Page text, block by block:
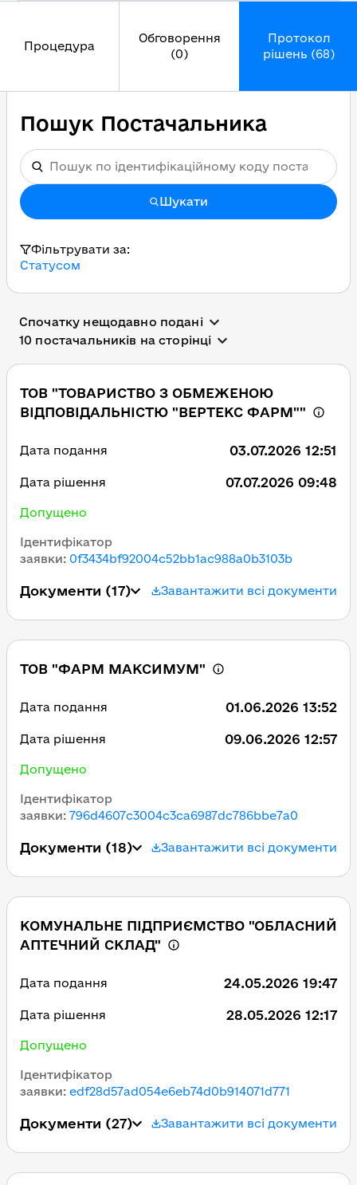
Процедура
Обговорення
(0)
Протокол
рішень (68)
Пошук Постачальника
Шукати
Фільтрувати за:
Статусом
Спочатку нещодавно подані
10 постачальників на сторінці
ТОВ "ТОВАРИСТВО З ОБМЕЖЕНОЮ
ВІДПОВІДАЛЬНІСТЮ "ВЕРТЕКС ФАРМ""
Дата подання 03.07.2026 12:51
Дата рішення 07.07.2026 09:48
Допущено
Ідентифікатор
заявки: 0f3434bf92004c52bb1ac988a0b3103b
Документи (17) Завантажити всі документи
ТОВ "ФАРМ МАКСИМУМ"
Дата подання 01.06.2026 13:52
Дата рішення 09.06.2026 12:57
Допущено
Ідентифікатор
заявки: 796d4607c3004c3ca6987dc786bbe7a0
Документи (18) Завантажити всі документи
КОМУНАЛЬНЕ ПІДПРИЄМСТВО "ОБЛАСНИЙ
АПТЕЧНИЙ СКЛАД"
Дата подання 24.05.2026 19:47
Дата рішення 28.05.2026 12:17
Допущено
Ідентифікатор
заявки: edf28d57ad054e6eb74d0b914071d771
Документи (27) Завантажити всі документи